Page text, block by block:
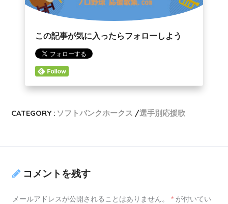
この記事が気に入ったらフォローしよう
CATEGORY : ソフトバンクホークス 選手別応援歌
コメントを残す
メールアドレスが公開されることはありません。 * が付いてい